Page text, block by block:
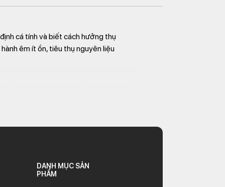
cá tính và biết cách hưởng thụ
êm ít ồn, tiêu thụ nguyên liệu
tìm kiếm sản phẩm với đa dạng
ngoại thành sẽ từ 3 – 7 ngày
DANH MỤC SẢN
PHẨM